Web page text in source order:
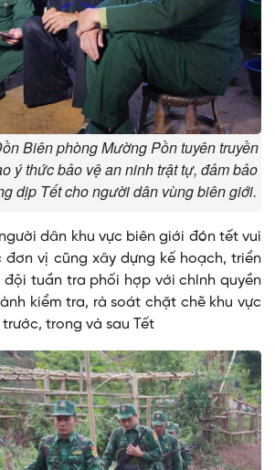
Biên phòng Mường Pồn tuyên truyền
ý thức bảo vệ an ninh trật tự, đảm bảo
dịp Tết cho người dân vùng biên giới.
dân khu vực biên giới đón tết vui
vị cũng xây dựng kế hoạch, triển
tuần tra phối hợp với chính quyền
kiểm tra, rà soát chặt chẽ khu vực
trong và sau Tết